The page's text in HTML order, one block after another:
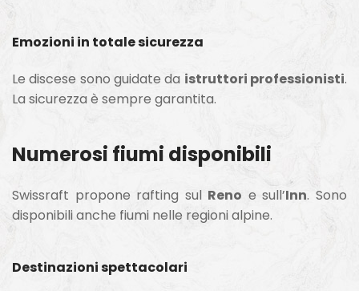
Emozioni in totale sicurezza
Le discese sono guidate da istruttori professionisti.
La sicurezza è sempre garantita.
Numerosi fiumi disponibili
Swissraft propone rafting sul Reno e sull’Inn. Sono
disponibili anche fiumi nelle regioni alpine.
Destinazioni spettacolari